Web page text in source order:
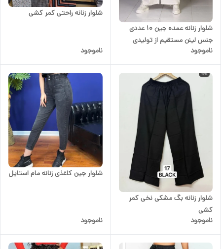
شلوار زنانه عمده جین 10 عددی
جنس لینن مستقیم از تولیدی
ناموجود
شلوار زنانه راحتی کمر کشی
ناموجود
شلوار زنانه بگ مشکی نخی کمر
کشی
ناموجود
شلوار جین کاغذی زنانه مام استایل
ناموجود